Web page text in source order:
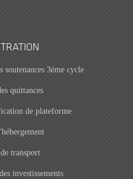
soutenances 3ème cycle
quittances
de plateforme
transport
investissements